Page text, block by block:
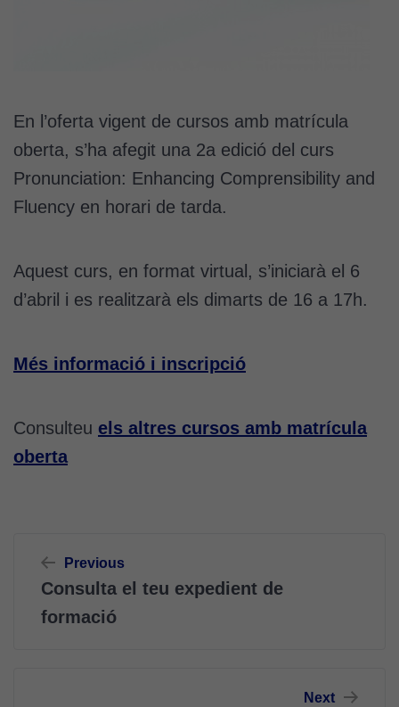
En l’oferta vigent de cursos amb matrícula
oberta, s’ha afegit una 2a edició del curs
Pronunciation: Enhancing Comprensibility and
Fluency en horari de tarda.
Aquest curs, en format virtual, s’iniciarà el 6
d’abril i es realitzarà els dimarts de 16 a 17h.
Més informació i inscripció
Consulteu els altres cursos amb matrícula
oberta
d'entrades
Previous
Consulta el teu expedient de
formació
Next